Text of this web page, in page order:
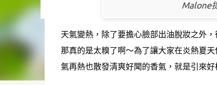
Malone
天氣變熱，除了要擔心臉部出油脫妝之外
那真的是太糗了啊～為了讓大家在炎熱夏
氣再熱也散發清爽好聞的香氣，就是引來